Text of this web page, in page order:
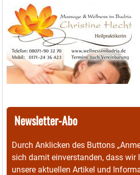
Newsletter-Abo
Durch Anklicken des Buttons
sich damit einverstanden, dass wir
unsere aktuellen Artikel und